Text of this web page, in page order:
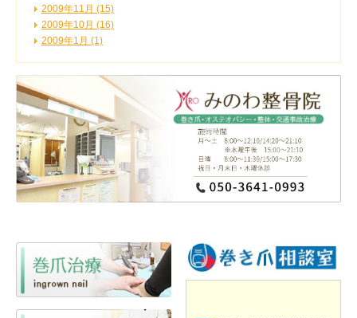
2009年11月 (15)
2009年10月 (16)
2009年1月 (1)